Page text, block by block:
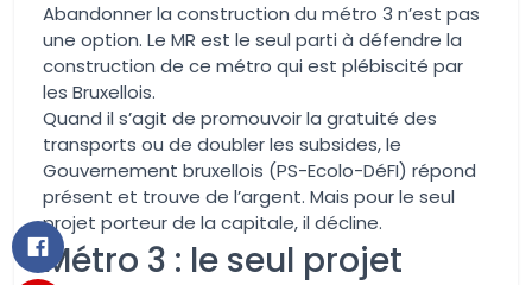
Abandonner la construction du métro 3 n’est pas
une option. Le MR est le seul parti à défendre la
construction de ce métro qui est plébiscité par
les Bruxellois.
Quand il s’agit de promouvoir la gratuité des
transports ou de doubler les subsides, le
Gouvernement bruxellois (PS-Ecolo-DéFI) répond
présent et trouve de l’argent. Mais pour le seul
projet porteur de la capitale, il décline.
Métro 3 : le seul projet